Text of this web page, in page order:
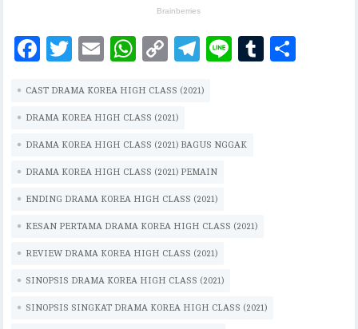
F
eb
oo
k
T
it
te
r
E
ai
l
W
at
s
A
p
p
C
p
y
Li
n
k
T
eg
m
Li
T
CAST DRAMA KOREA HIGH CLASS (2021)
DRAMA KOREA HIGH CLASS (2021)
DRAMA KOREA HIGH CLASS (2021) BAGUS NGGAK
DRAMA KOREA HIGH CLASS (2021) PEMAIN
ENDING DRAMA KOREA HIGH CLASS (2021)
KESAN PERTAMA DRAMA KOREA HIGH CLASS (2021)
REVIEW DRAMA KOREA HIGH CLASS (2021)
SINOPSIS DRAMA KOREA HIGH CLASS (2021)
SINOPSIS SINGKAT DRAMA KOREA HIGH CLASS (2021)